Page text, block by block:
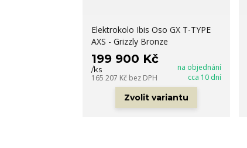
Elektrokolo Ibis Oso GX T-TYPE
AXS - Grizzly Bronze
199 900 Kč
/ks
165 207 Kč bez DPH
na objednání
cca 10 dní
Zvolit variantu